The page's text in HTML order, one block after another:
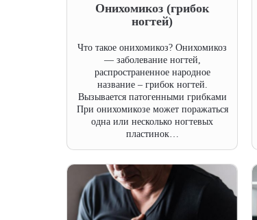
Онихомикоз (грибок
ногтей)
Что такое онихомикоз? Онихомикоз
— заболевание ногтей,
распространенное народное
название – грибок ногтей.
Вызывается патогенными грибками
При онихомикозе может поражаться
одна или несколько ногтевых
пластинок…